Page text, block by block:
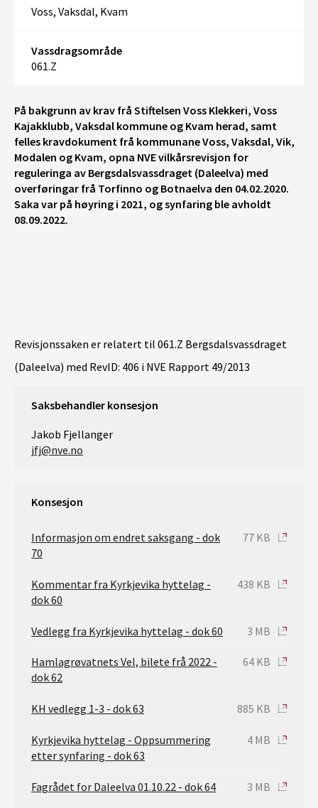
Voss, Vaksdal, Kvam
Vassdragsområde
061.Z
På bakgrunn av krav frå Stiftelsen Voss Klekkeri, Voss
Kajakklubb, Vaksdal kommune og Kvam herad, samt
felles kravdokument frå kommunane Voss, Vaksdal, Vik,
Modalen og Kvam, opna NVE vilkårsrevisjon for
reguleringa av Bergsdalsvassdraget (Daleelva) med
overføringar frå Torfinno og Botnaelva den 04.02.2020.
Saka var på høyring i 2021, og synfaring ble avholdt
08.09.2022.
Revisjonssaken er relatert til 061.Z Bergsdalsvassdraget
(Daleelva) med RevID: 406 i NVE Rapport 49/2013
Saksbehandler konsesjon
Jakob Fjellanger
jfj@nve.no
Konsesjon
Informasjon om endret saksgang - dok
70
77 KB
Kommentar fra Kyrkjevika hyttelag -
dok 60
438 KB
Vedlegg fra Kyrkjevika hyttelag - dok 60 3 MB
Hamlagrøvatnets Vel, bilete frå 2022 -
dok 62
64 KB
KH vedlegg 1-3 - dok 63 885 KB
Kyrkjevika hyttelag - Oppsummering
etter synfaring - dok 63
4 MB
Fagrådet for Daleelva 01.10.22 - dok 64 3 MB